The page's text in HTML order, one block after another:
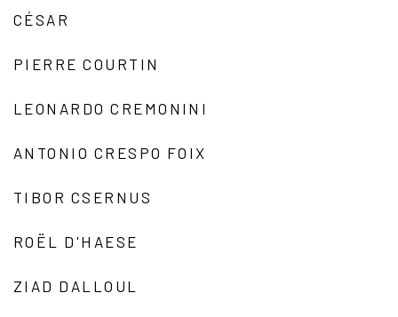
CÉSAR
PIERRE COURTIN
LEONARDO CREMONINI
ANTONIO CRESPO FOIX
TIBOR CSERNUS
ROËL D'HAESE
ZIAD DALLOUL